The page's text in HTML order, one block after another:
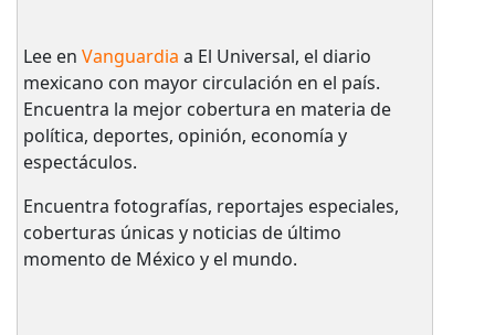
Lee en Vanguardia a El Universal, el diario
mexicano con mayor circulación en el país.​
Encuentra la mejor cobertura en materia de
política, deportes, opinión, economía y
espectáculos.
Encuentra fotografías, reportajes especiales,
coberturas únicas y noticias de último
momento de México y el mundo.